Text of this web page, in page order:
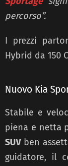
percorso”.
I prezzi
Hybrid da 150
Nuovo Kia
Stabile e
piena e netta
SUVben
guidatore, il